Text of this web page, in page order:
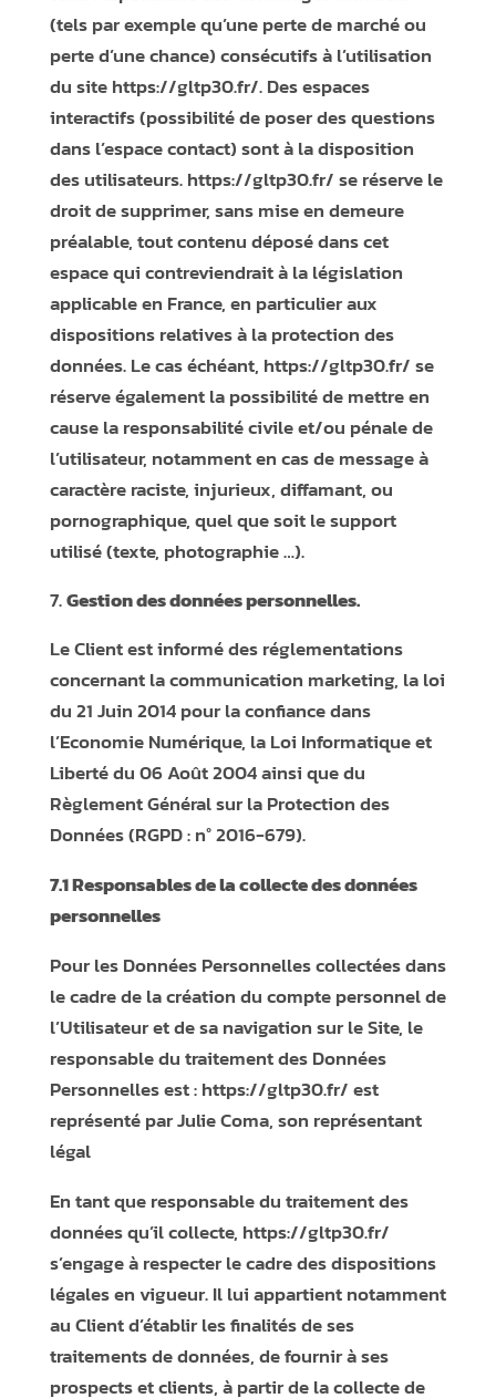
(tels par exemple qu’une perte de marché ou
perte d’une chance) consécutifs à l’utilisation
du sitehttps://gltp30.fr/. Des espaces
interactifs (possibilité de poser des questions
dans l’espace contact) sont à la disposition
des utilisateurs.https://gltp30.fr/se réserve le
droit de supprimer, sans mise en demeure
préalable, tout contenu déposé dans cet
espace qui contreviendrait à la législation
applicable en France, en particulier aux
dispositions relatives à la protection des
données. Le cas échéant, https://gltp30.fr/se
réserve également la possibilité de mettre en
cause la responsabilité civile et/ou pénale de
l’utilisateur, notamment en cas de message à
caractère raciste, injurieux, diffamant, ou
pornographique, quel que soit le support
utilisé (texte, photographie …).
Gestion des données personnelles.
Le Client est informé des réglementations
concernant la communication marketing, la loi
du 21 Juin 2014 pour la confiance dans
l’Economie Numérique, la Loi Informatique et
Liberté du 06 Août 2004 ainsi que du
Règlement Général sur la Protection des
Données (RGPD : n° 2016-679).
7.1 Responsables de la collecte des données
personnelles
Pour les Données Personnelles collectées dans
le cadre de la création du compte personnel de
l’Utilisateur et de sa navigation sur le Site, le
responsable du traitement des Données
Personnelles est :https://gltp30.fr/est
représenté par Julie Coma, son représentant
légal
En tant que responsable du traitement des
données qu’il collecte, https://gltp30.fr/
s’engage à respecter le cadre des dispositions
légales en vigueur. Il lui appartient notamment
au Client d’établir les finalités de ses
traitements de données, de fournir à ses
prospects et clients, à partir de la collecte de